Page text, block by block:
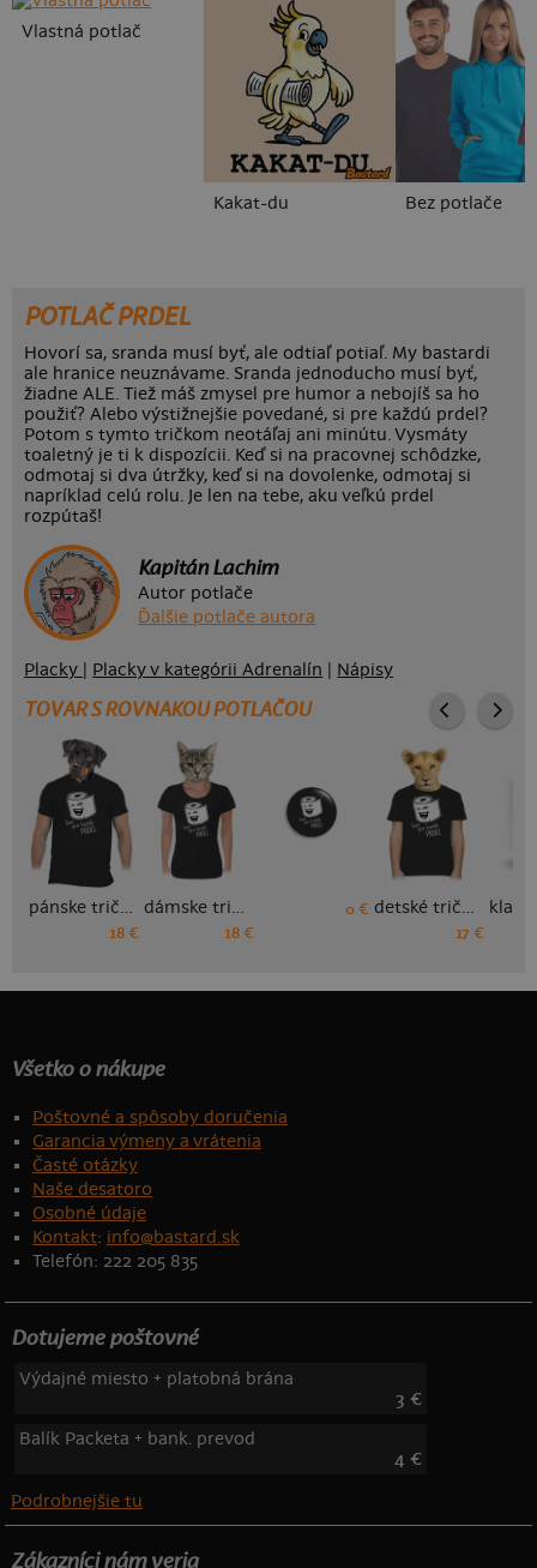
Vlastná potlač
Kakat-du Bez potlače
POTLAČ PRDEL
Hovorí sa, sranda musí byť, ale odtiaľ potiaľ. My bastardi
ale hranice neuznávame. Sranda jednoducho musí byť,
žiadne ALE. Tiež máš zmysel pre humor a nebojíš sa ho
použiť? Alebo výstižnejšie povedané, si pre každú prdel?
Potom s tymto tričkom neotáľaj ani minútu. Vysmáty
toaletný je ti k dispozícii. Keď si na pracovnej schôdzke,
odmotaj si dva útržky, keď si na dovolenke, odmotaj si
napríklad celú rolu. Je len na tebe, aku veľkú prdel
rozpútaš!
Kapitán Lachim
Autor potlače
Ďalšie potlače autora
Placky Placky v kategórii Adrenalín Nápisy
TOVAR S ROVNAKOU POTLAČOU
pánske tričko
18 €
dámske tričko
18 €
0 € detské tričko
17 €
Všetko o nákupe
Poštovné a spôsoby doručenia
Garancia výmeny a vrátenia
Časté otázky
Naše desatoro
Osobné údaje
Kontakt: info@bastard.sk
Telefón: 222 205 835
Dotujeme poštovné
Výdajné miesto + platobná brána
3 €
Balík Packeta + bank. prevod
4 €
Podrobnejšie tu
Zákazníci nám veria